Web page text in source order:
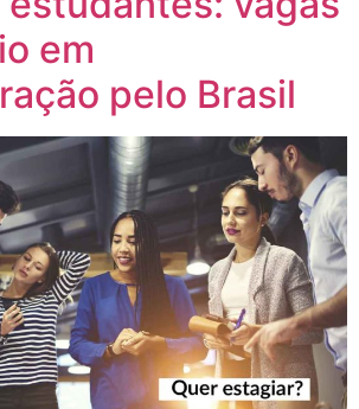
em
pelo Brasil